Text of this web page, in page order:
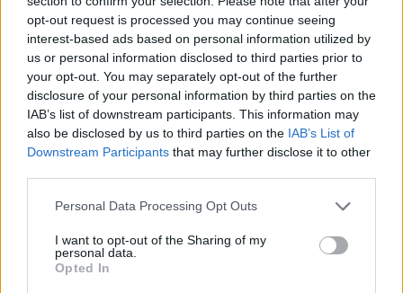
opt-out request is processed you may continue seeing
interest-based ads based on personal information utilized by
us or personal information disclosed to third parties prior to
your opt-out. You may separately opt-out of the further
disclosure of your personal information by third parties on the
IAB’s list of downstream participants. This information may
also be disclosed by us to third parties on the IAB’s List of
Downstream Participants that may further disclose it to other
Personal Data Processing Opt Outs
I want to opt-out of the Sharing of my
personal data.
Opted In
humánerőforrás-igényének kielégítése nem lesz egyszerű
feladat. Szeged jelenlegi 1,3 százalékos munkanélküliségi
rátája, amely az országos átlag harmada, gyakorlatilag
teljes foglalkoztatottságot jelent. Botka László, Szeged
polgármestere hangsúlyozta: Nem akarok illúziót kelteni,
egészen bizonyos, hogy jelentős számú...
KEDVES OLVASÓNK!
A keresett cikk a portfolio.hu hírarchívumához
regisztrációhoz kötött.